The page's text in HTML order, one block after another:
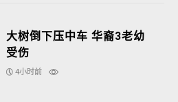
大树倒下压中车 华裔3老幼
受伤
4小时前